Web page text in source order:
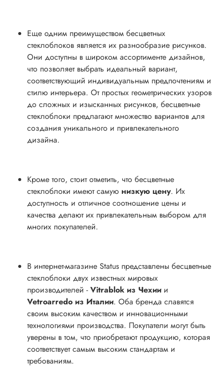
Еще одним преимуществом бесцветных
стеклоблоков является их разнообразие рисунков.
Они доступны в широком ассортименте дизайнов,
что позволяет выбрать идеальный вариант,
соответствующий индивидуальным предпочтениям и
стилю интерьера. От простых геометрических узоров
до сложных и изысканных рисунков, бесцветные
стеклоблоки предлагают множество вариантов для
создания уникального и привлекательного
дизайна.
Кроме того, стоит отметить, что бесцветные
стеклоблоки имеют самую низкую цену. Их
доступность и отличное соотношение цены и
качества делают их привлекательным выбором для
многих покупателей.
В интернет-магазине Status представлены бесцветные
стеклоблоки двух известных мировых
производителей -Vitrablok из Чехии и
Vetroarredo из Италии. Оба бренда славятся
своим высоким качеством и инновационными
технологиями производства. Покупатели могут быть
уверены в том, что приобретают продукцию, которая
соответствует самым высоким стандартам и
требованиям.